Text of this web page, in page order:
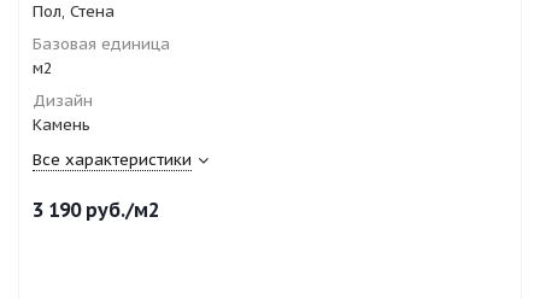
Пол, Стена
Базовая единица
м2
Дизайн
Камень
Все характеристики
3 190руб./м2